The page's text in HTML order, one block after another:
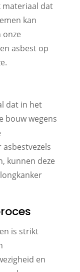
materiaal dat
kan
onze
asbest op
dat in het
bouw wegens
kunnen deze
is strikt
en